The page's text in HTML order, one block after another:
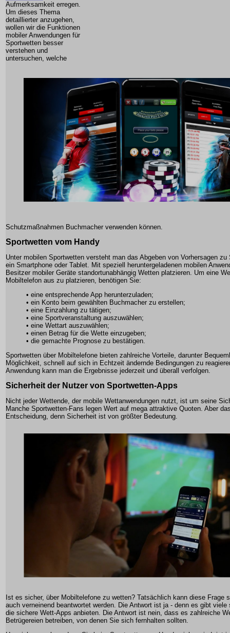
Aufmerksamkeit erregen.
Um dieses Thema
detaillierter anzugehen,
wollen wir die Funktionen
mobiler Anwendungen für
Sportwetten besser
verstehen und
untersuchen, welche
Schutzmaßnahmen Buchmacher verwenden können.
Sportwetten vom Handy
Unter mobilen Sportwetten versteht man das Abgeben von Vorhersagen zu
ein Smartphone oder Tablet. Mit speziell heruntergeladenen mobilen
Besitzer mobiler Geräte standortunabhängig Wetten platzieren. Um eine
Mobiltelefon aus zu platzieren, benötigen Sie:
• eine entsprechende App herunterzuladen;
• ein Konto beim gewählten Buchmacher zu erstellen;
• eine Einzahlung zu tätigen;
• eine Sportveranstaltung auszuwählen;
• eine Wettart auszuwählen;
• einen Betrag für die Wette einzugeben;
• die gemachte Prognose zu bestätigen.
Sportwetten über Mobiltelefone bieten zahlreiche Vorteile, darunter
Möglichkeit, schnell auf sich in Echtzeit ändernde Bedingungen zu
Anwendung kann man die Ergebnisse jederzeit und überall verfolgen.
Sicherheit der Nutzer von Sportwetten-Apps
Nicht jeder Wettende, der mobile Wettanwendungen nutzt, ist um seine
Manche Sportwetten-Fans legen Wert auf mega attraktive Quoten. Aber
Entscheidung, denn Sicherheit ist von größter Bedeutung.
Ist es sicher, über Mobiltelefone zu wetten? Tatsächlich kann diese Frage
auch verneinend beantwortet werden. Die Antwort ist ja - denn es gibt viele
die sichere Wett-Apps anbieten. Die Antwort ist nein, dass es zahlreiche
Betrügereien betreiben, von denen Sie sich fernhalten sollten.